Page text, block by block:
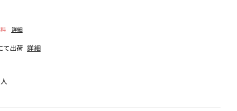
詳細
て出荷 詳細
人